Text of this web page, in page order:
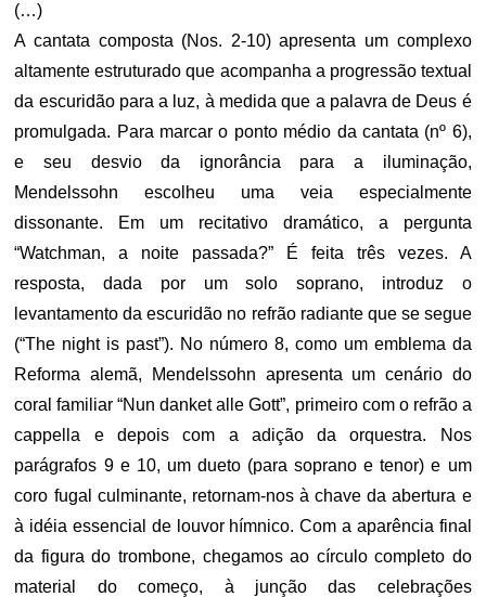
(…)
A cantata composta (Nos. 2-10) apresenta um complexo
altamente estruturado que acompanha a progressão textual
da escuridão para a luz, à medida que a palavra de Deus é
promulgada. Para marcar o ponto médio da cantata (nº 6),
e seu desvio da ignorância para a iluminação,
Mendelssohn escolheu uma veia especialmente
dissonante. Em um recitativo dramático, a pergunta
“Watchman, a noite passada?” É feita três vezes. A
resposta, dada por um solo soprano, introduz o
levantamento da escuridão no refrão radiante que se segue
(“The night is past”). No número 8, como um emblema da
Reforma alemã, Mendelssohn apresenta um cenário do
coral familiar “Nun danket alle Gott”, primeiro com o refrão a
cappella e depois com a adição da orquestra. Nos
parágrafos 9 e 10, um dueto (para soprano e tenor) e um
coro fugal culminante, retornam-nos à chave da abertura e
à idéia essencial de louvor hímnico. Com a aparência final
da figura do trombone, chegamos ao círculo completo do
material do começo, à junção das celebrações